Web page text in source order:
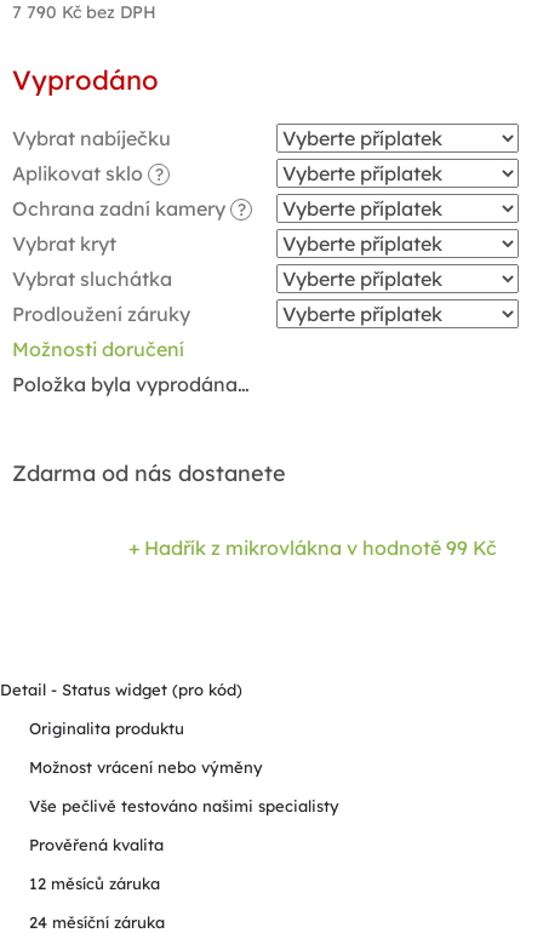
7 790 Kč bez DPH
cena:
Vyprodáno
Vybrat nabíječku
Aplikovat sklo
?
Ochrana zadní kamery ?
Vybrat kryt
Vybrat sluchátka
Prodloužení záruky
Možnosti doručení
Položka byla vyprodána…
Zdarma od nás dostanete
+ Hadřík z mikrovlákna v hodnotě 99 Kč
Detail - Status widget (pro kód)
Originalita produktu
Možnost vrácení nebo výměny
Vše pečlivě testováno našimi specialisty
Prověřená kvalita
12 měsíců záruka
24 měsíční záruka